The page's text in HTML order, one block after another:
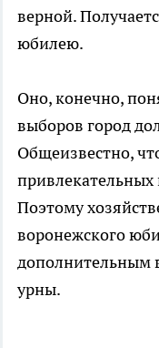
верной.
юбилею.
Оно, конечно,
выборов город
Общеизвестно,
привлекательных
Поэтому
воронежского
дополнительным
урны.